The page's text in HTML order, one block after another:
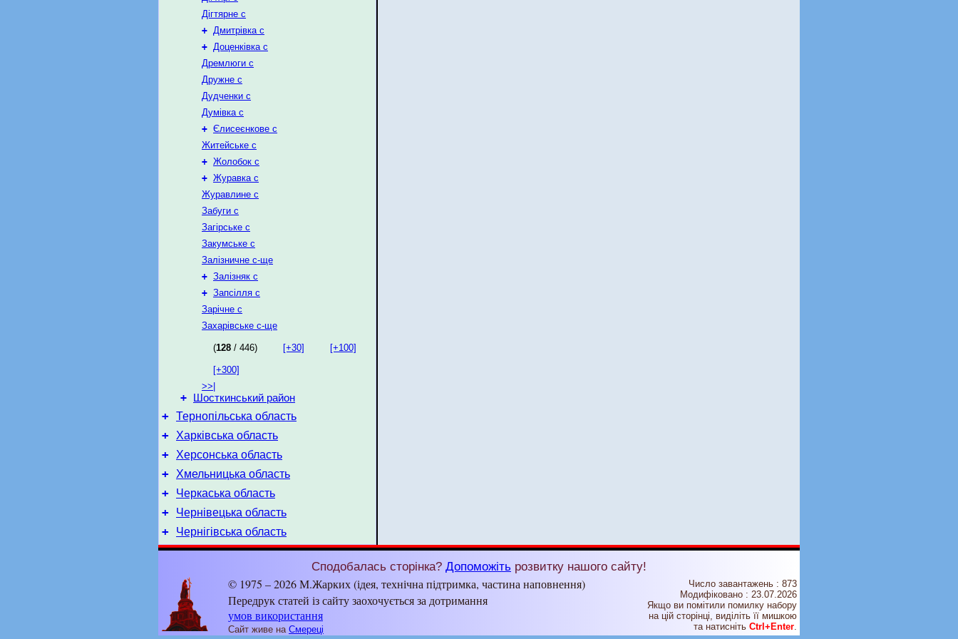
Дігтярне с
+ Дмитрівка с
+ Доценківка с
Дремлюги с
Дружне с
Дудченки с
Думівка с
+ Єлисеєнкове с
Житейське с
+ Жолобок с
+ Журавка с
Журавлине с
Забуги с
Загірське с
Закумське с
Залізничне с-ще
+ Залізняк с
+ Запсілля с
Зарічне с
Захарівське с-ще
(128 / 446) [+30] [+100]
[+300]
>>|
+ Шосткинський район
+ Тернопільська область
+ Харківська область
+ Херсонська область
+ Хмельницька область
+ Черкаська область
+ Чернівецька область
+ Чернігівська область
Сподобалась сторінка? Допоможіть розвитку нашого сайту!
© 1975 – 2026 М.Жарких (ідея, технічна підтримка, частина наповнення)
Передрук статей із сайту заохочується за дотримання
умов використання
Сайт живе на Смереці
Число завантажень : 873
Модифіковано : 23.07.2026
Якщо ви помітили помилку набору
на цiй сторiнцi, видiлiть її мишкою
та натисніть Ctrl+Enter.